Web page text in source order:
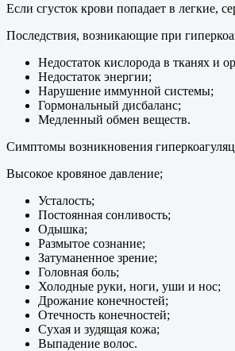
Если сгусток крови попадает в легкие,
Последствия, возникающие при
Недостаток кислорода в тканях и
Недостаток энергии;
Нарушение иммунной системы;
Гормональный дисбаланс;
Медленный обмен веществ.
Симптомы возникновения
Высокое кровяное давление;
Усталость;
Постоянная сонливость;
Одышка;
Размытое сознание;
Затуманенное зрение;
Головная боль;
Холодные руки, ноги, уши и нос;
Дрожание конечностей;
Отечность конечностей;
Сухая и зудящая кожа;
Выпадение волос.